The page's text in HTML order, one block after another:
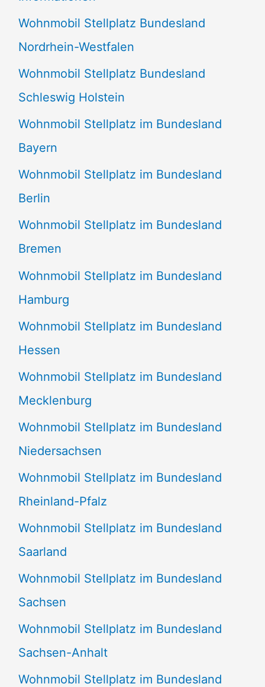
n
n
a
c
h
:
Wohnmobil Stellplatz Bundesland
Nordrhein-Westfalen
Wohnmobil Stellplatz Bundesland
Schleswig Holstein
Wohnmobil Stellplatz im Bundesland
Bayern
Wohnmobil Stellplatz im Bundesland
Berlin
Wohnmobil Stellplatz im Bundesland
Bremen
Wohnmobil Stellplatz im Bundesland
Hamburg
Wohnmobil Stellplatz im Bundesland
Hessen
Wohnmobil Stellplatz im Bundesland
Mecklenburg
Wohnmobil Stellplatz im Bundesland
Niedersachsen
Wohnmobil Stellplatz im Bundesland
Rheinland-Pfalz
Wohnmobil Stellplatz im Bundesland
Saarland
Wohnmobil Stellplatz im Bundesland
Sachsen
Wohnmobil Stellplatz im Bundesland
Sachsen-Anhalt
Wohnmobil Stellplatz im Bundesland